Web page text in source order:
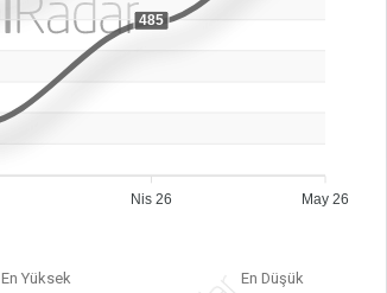
Nis 26 May 26
485
En Yüksek En Düşük